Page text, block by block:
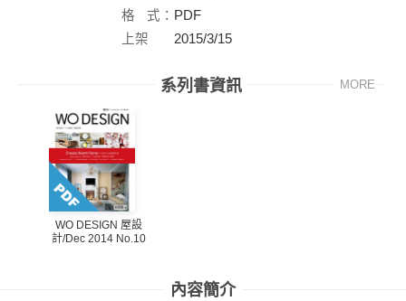
格
式： PDF
上架
2015/3/15
系列書資訊 MORE
WO DESIGN 屋設
計/Dec 2014 No.10
內容簡介